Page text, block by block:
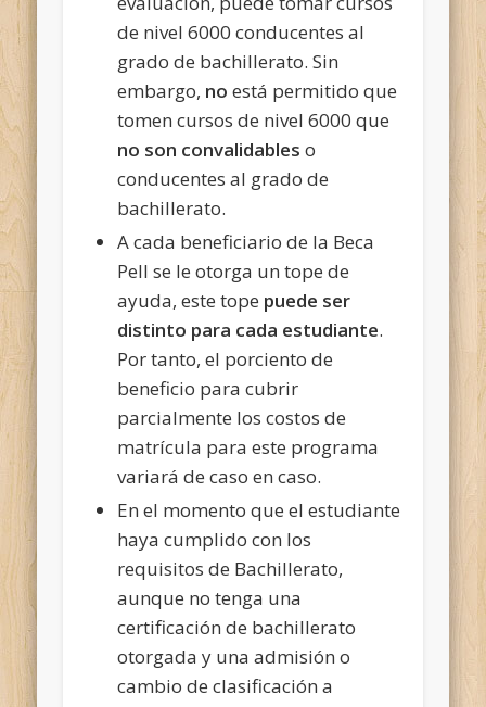
de nivel 6000 conducentes al
grado de bachillerato. Sin
embargo, no está permitido que
tomen cursos de nivel 6000 que
no son convalidables o
conducentes al grado de
bachillerato.
A cada beneficiario de la Beca
Pell se le otorga un tope de
ayuda, este tope puede ser
distinto para cada estudiante.
Por tanto, el porciento de
beneficio para cubrir
parcialmente los costos de
matrícula para este programa
variará de caso en caso.
En el momento que el estudiante
haya cumplido con los
requisitos de Bachillerato,
aunque no tenga una
certificación de bachillerato
otorgada y una admisión o
cambio de clasificación a